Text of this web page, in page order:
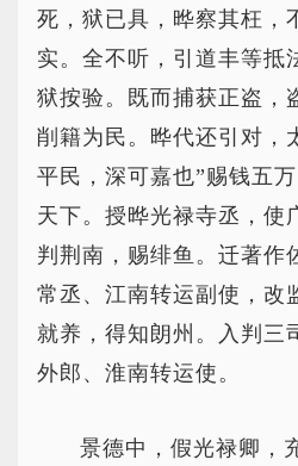
死，狱已具，晔察其枉，
实。全不听，引道丰等抵
狱按验。既而捕获正盗，
削籍为民。晔代还引对，
平民，深可嘉也”赐钱五
天下。授晔光禄寺丞，使
判荆南，赐绯鱼。迁著作
常丞、江南转运副使，改
就养，得知朗州。入判三
外郎、淮南转运使。
景德中，假光禄卿，